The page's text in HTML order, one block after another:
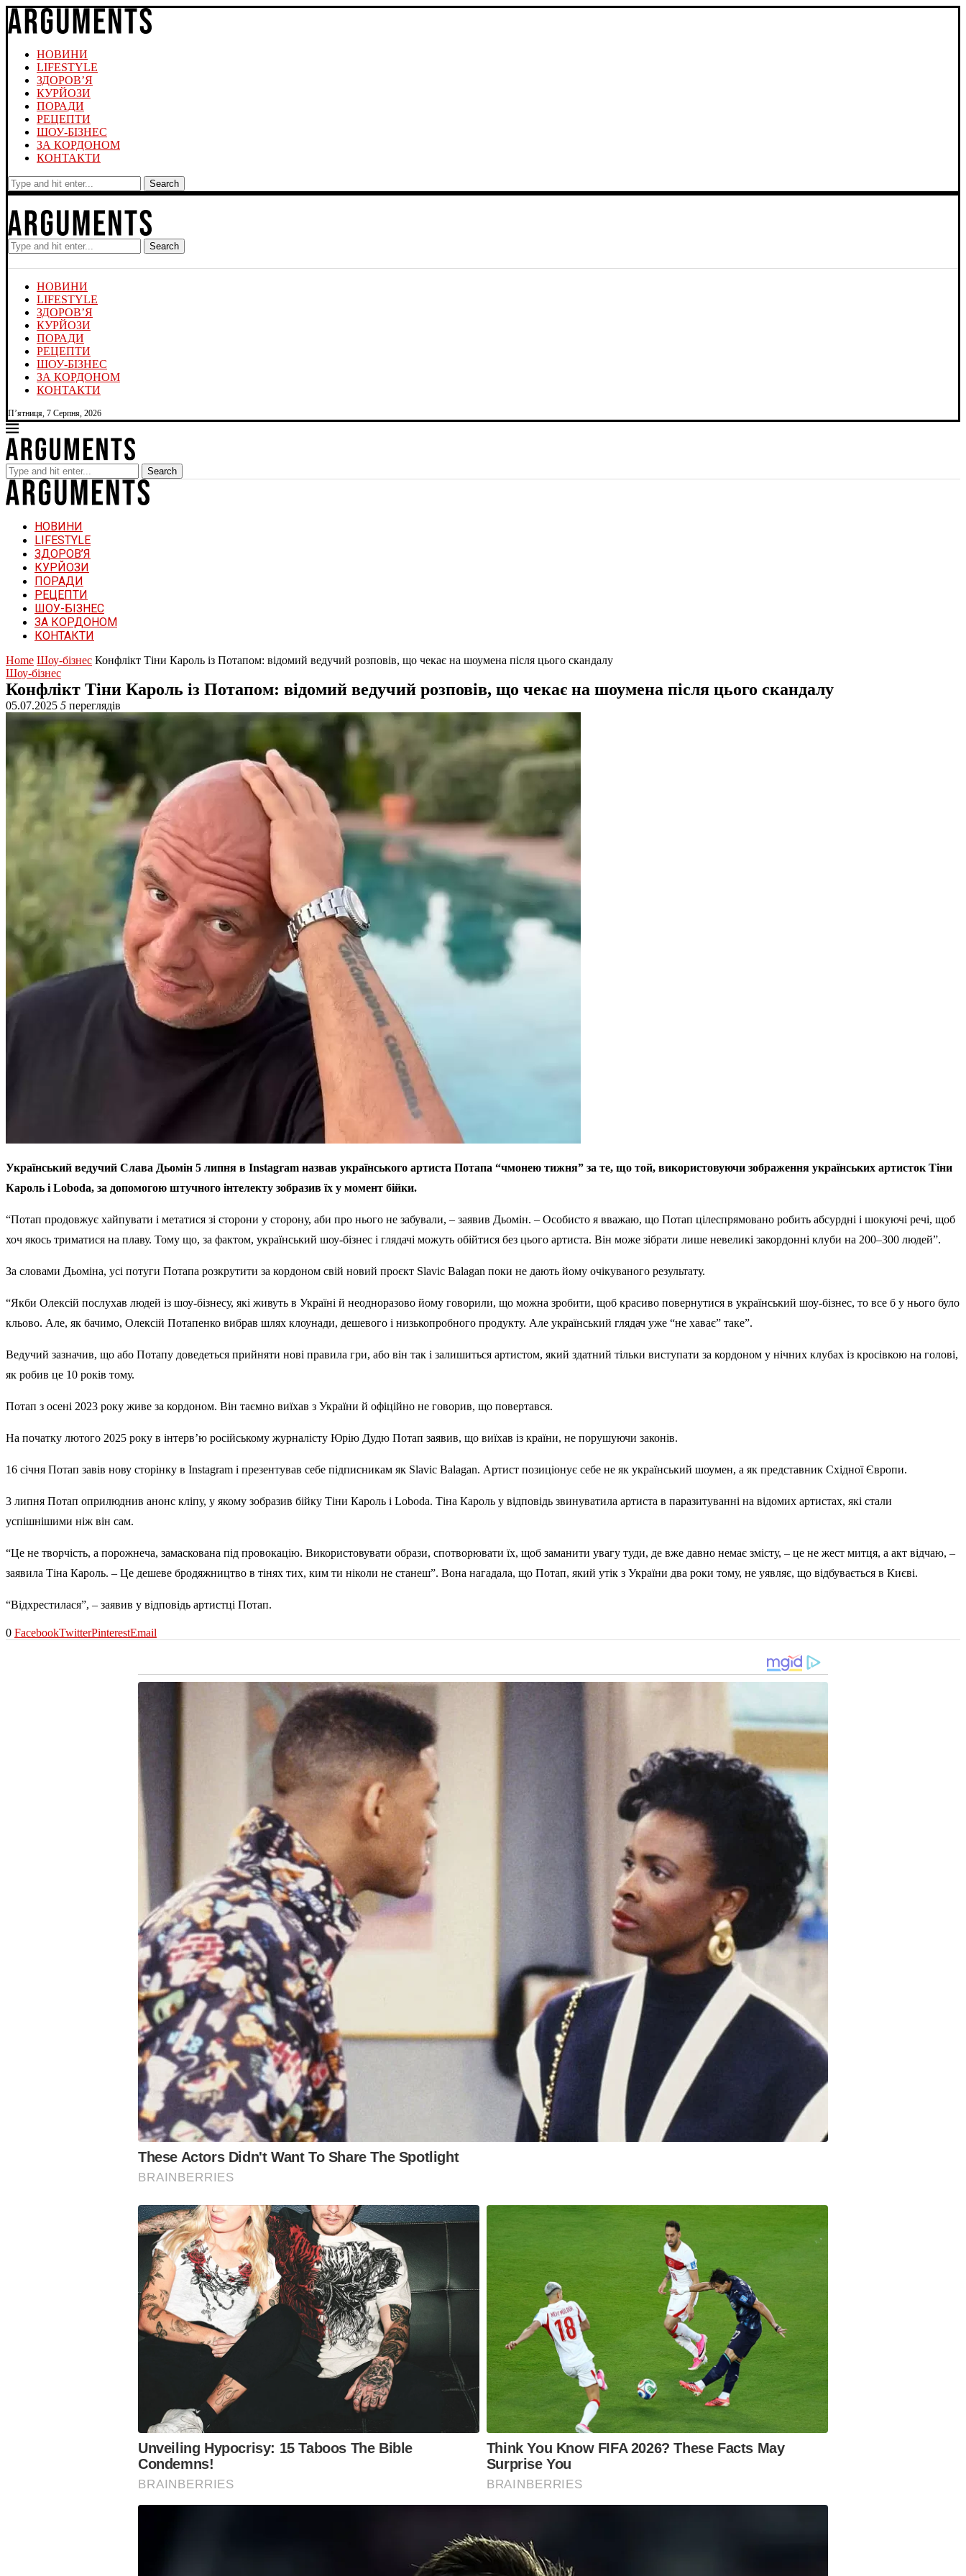
НОВИНИ
LIFESTYLE
ЗДОРОВ’Я
КУРЙОЗИ
ПОРАДИ
РЕЦЕПТИ
ШОУ-БІЗНЕС
ЗА КОРДОНОМ
КОНТАКТИ
Search
Search
НОВИНИ
LIFESTYLE
ЗДОРОВ’Я
КУРЙОЗИ
ПОРАДИ
РЕЦЕПТИ
ШОУ-БІЗНЕС
ЗА КОРДОНОМ
КОНТАКТИ
П’ятниця, 7 Серпня, 2026
Search
НОВИНИ
LIFESTYLE
ЗДОРОВ’Я
КУРЙОЗИ
ПОРАДИ
РЕЦЕПТИ
ШОУ-БІЗНЕС
ЗА КОРДОНОМ
КОНТАКТИ
Home Шоу-бізнес Конфлікт Тіни Кароль із Потапом: відомий ведучий розповів, що чекає на шоумена після цього скандалу
Шоу-бізнес
Конфлікт Тіни Кароль із Потапом: відомий ведучий розповів, що чекає на шоумена після цього скандалу
05.07.2025 5 переглядів
Український ведучий Слава Дьомін 5 липня в Instagram назвав українського артиста Потапа “чмонею тижня” за те, що той, використовуючи зображення українських артисток Тіни
Кароль і Loboda, за допомогою штучного інтелекту зобразив їх у момент бійки.
“Потап продовжує хайпувати і метатися зі сторони у сторону, аби про нього не забували, – заявив Дьомін. – Особисто я вважаю, що Потап цілеспрямовано робить абсурдні і шокуючі речі, щоб
хоч якось триматися на плаву. Тому що, за фактом, український шоу-бізнес і глядачі можуть обійтися без цього артиста. Він може зібрати лише невеликі закордонні клуби на 200–300 людей”.
За словами Дьоміна, усі потуги Потапа розкрутити за кордоном свій новий проєкт Slavic Balagan поки не дають йому очікуваного результату.
“Якби Олексій послухав людей із шоу-бізнесу, які живуть в Україні й неодноразово йому говорили, що можна зробити, щоб красиво повернутися в український шоу-бізнес, то все б у нього було
кльово. Але, як бачимо, Олексій Потапенко вибрав шлях клоунади, дешевого і низькопробного продукту. Але український глядач уже “не хаває” таке”.
Ведучий зазначив, що або Потапу доведеться прийняти нові правила гри, або він так і залишиться артистом, який здатний тільки виступати за кордоном у нічних клубах із кросівкою на голові,
як робив це 10 років тому.
Потап з осені 2023 року живе за кордоном. Він таємно виїхав з України й офіційно не говорив, що повертався.
На початку лютого 2025 року в інтерв’ю російському журналісту Юрію Дудю Потап заявив, що виїхав із країни, не порушуючи законів.
16 січня Потап завів нову сторінку в Instаgram і презентував себе підписникам як Slavic Balagan. Артист позиціонує себе не як український шоумен, а як представник Східної Європи.
3 липня Потап оприлюднив анонс кліпу, у якому зобразив бійку Тіни Кароль і Loboda. Тіна Кароль у відповідь звинуватила артиста в паразитуванні на відомих артистах, які стали
успішнішими ніж він сам.
“Це не творчість, а порожнеча, замаскована під провокацію. Використовувати образи, спотворювати їх, щоб заманити увагу туди, де вже давно немає змісту, – це не жест митця, а акт відчаю, –
заявила Тіна Кароль. – Це дешеве бродяжництво в тінях тих, ким ти ніколи не станеш”. Вона нагадала, що Потап, який утік з України два роки тому, не уявляє, що відбувається в Києві.
“Відхрестилася”, – заявив у відповідь артистці Потап.
0 FacebookTwitterPinterestEmail